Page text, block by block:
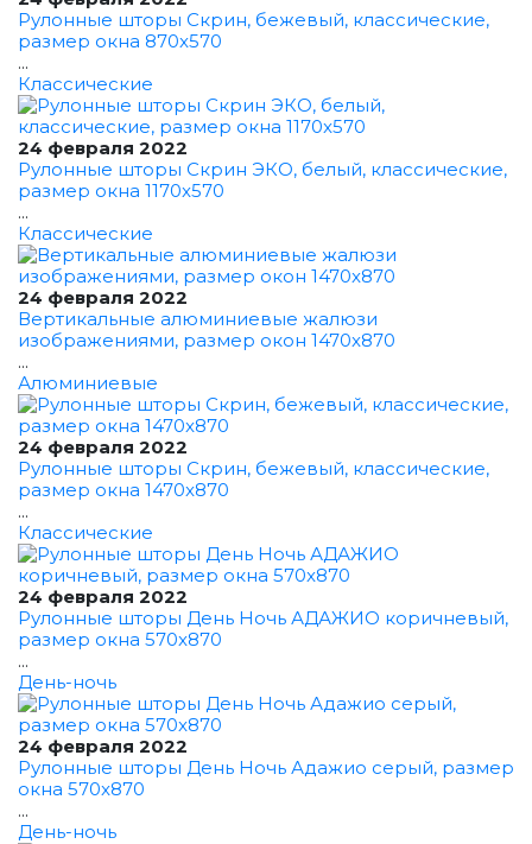
Рулонные шторы Скрин, бежевый, классические,
размер окна 870x570
...
Классические
24 февраля 2022
Рулонные шторы Скрин ЭКО, белый, классические,
размер окна 1170x570
...
Классические
24 февраля 2022
Вертикальные алюминиевые жалюзи
изображениями, размер окон 1470x870
...
Алюминиевые
24 февраля 2022
Рулонные шторы Скрин, бежевый, классические,
размер окна 1470x870
...
Классические
24 февраля 2022
Рулонные шторы День Ночь АДАЖИО коричневый,
размер окна 570x870
...
День-ночь
24 февраля 2022
Рулонные шторы День Ночь Адажио серый, размер
окна 570x870
...
День-ночь